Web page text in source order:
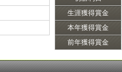
生涯獲得賞金
本年獲得賞金
前年獲得賞金